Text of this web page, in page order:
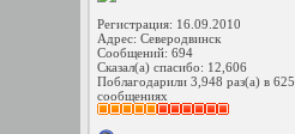
Регистрация: 16.09.2010
Адрес: Северодвинск
Сообщений: 694
Сказал(а) спасибо: 12,606
Поблагодарили 3,948 раз(а) в 625
сообщениях